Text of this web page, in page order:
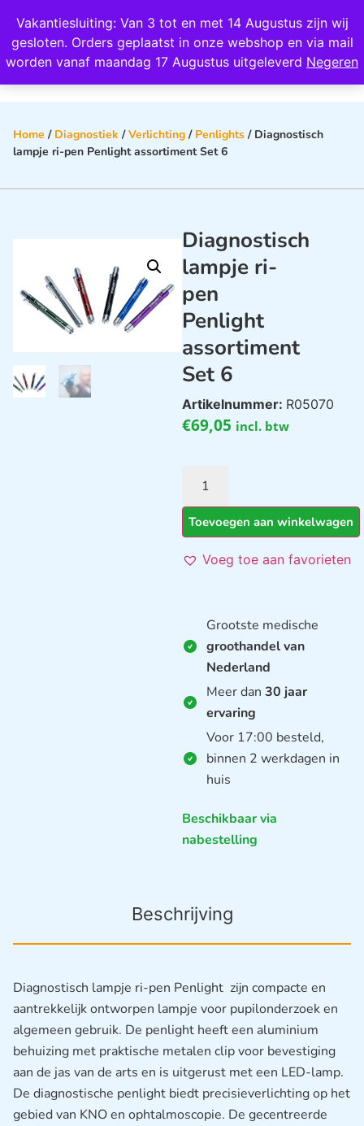
Vakantiesluiting: Van 3 tot en met 14 Augustus zijn wij
gesloten. Orders geplaatst in onze webshop en via mail
worden vanaf maandag 17 Augustus uitgeleverd Negeren
Wij scoren een 4,8 op Google
Home / Diagnostiek /Verlichting / Penlights / Diagnostisch
lampje ri-pen Penlight assortiment Set 6
Diagnostisch
lampje ri-
pen
Penlight
assortiment
Set 6
Artikelnummer: R05070
€69,05 incl. btw
Toevoegen aan winkelwagen
Voeg toe aan favorieten
Grootste medische
groothandel van
Nederland
Meer dan 30 jaar
ervaring
Voor 17:00 besteld,
binnen 2 werkdagen in
huis
Beschikbaar via
nabestelling
Beschrijving
Diagnostisch lampje ri-pen Penlight zijn compacte en
aantrekkelijk ontworpen lampje voor pupilonderzoek en
algemeen gebruik. De penlight heeft een aluminium
behuizing met praktische metalen clip voor bevestiging
aan de jas van de arts en is uitgerust met een LED-lamp.
De diagnostische penlight biedt precisieverlichting op het
gebied van KNO en ophtalmoscopie. De gecentreerde